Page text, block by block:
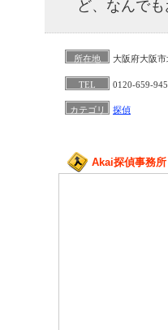
ど、なんで
所在地 大阪府大阪
TEL 0120-659-945
カテゴリ 探偵
Akai探偵事務